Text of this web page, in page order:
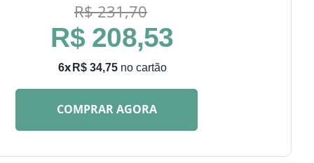
R$ 231,70
R$ 208,53
6 R$ 34,75
COMPRAR AGORA